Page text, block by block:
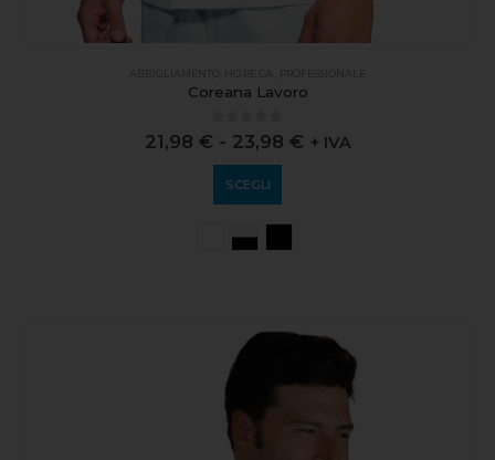
ABBIGLIAMENTO HO.RE.CA. PROFESSIONALE
Coreana Lavoro
0 out of 5
21,98 € - 23,98 € + IVA
SCEGLI